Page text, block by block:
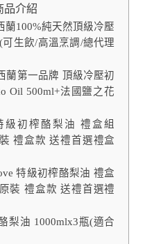
品介紹
蘭100%純天然頂級冷壓
生飲/高溫烹調/總代理
蘭第一品牌 頂級冷壓初
Oil 500ml+法國鹽之花
級初榨酪梨油 禮盒組
禮盒款 送禮首選禮盒
特級初榨酪梨油 禮盒
裝 禮盒款 送禮首選禮
梨油 1000mlx3瓶(適合